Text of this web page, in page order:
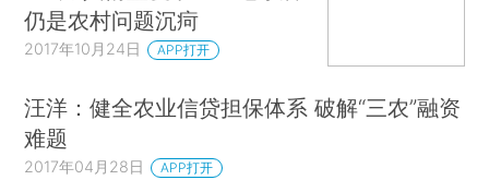
仍是农村问题沉疴
2017年10月24日 APP打开
汪洋：健全农业信贷担保体系 破解“三农”融资
难题
2017年04月28日 APP打开